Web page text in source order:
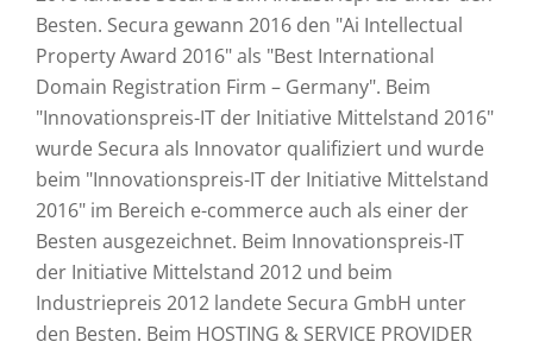
Besten. Secura gewann 2016 den "Ai Intellectual
Property Award 2016" als "Best International
Domain Registration Firm – Germany". Beim
"Innovationspreis-IT der Initiative Mittelstand 2016"
wurde Secura als Innovator qualifiziert und wurde
beim "Innovationspreis-IT der Initiative Mittelstand
2016" im Bereich e-commerce auch als einer der
Besten ausgezeichnet. Beim Innovationspreis-IT
der Initiative Mittelstand 2012 und beim
Industriepreis 2012 landete Secura GmbH unter
den Besten. Beim HOSTING & SERVICE PROVIDER